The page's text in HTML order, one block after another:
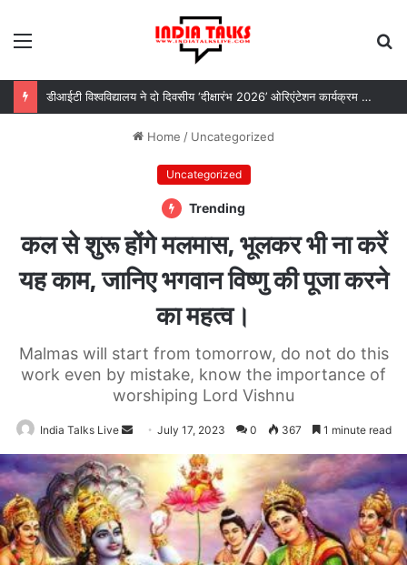
डीआईटी विश्वविद्यालय ने दो दिवसीय ‘दीक्षारंभ 2026’ ओरिएंटेशन कार्यक्रम का किया आयोजन
Home / Uncategorized
Uncategorized
Trending
कल से शुरू होंगे मलमास, भूलकर भी ना करें
यह काम, जानिए भगवान विष्णु की पूजा करने
का महत्व।
Malmas will start from tomorrow, do not do this
work even by mistake, know the importance of
worshiping Lord Vishnu
India Talks Live
Send
an
email
July 17, 2023 0 367 1 minute read